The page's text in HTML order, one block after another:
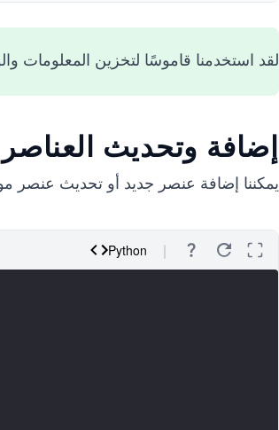
لقد استخدمنا قاموسًا لتخزين المعلومات
إضافة وتحديث العناصر
يمكننا إضافة عنصر جديد أو تحديث عنصر
Python